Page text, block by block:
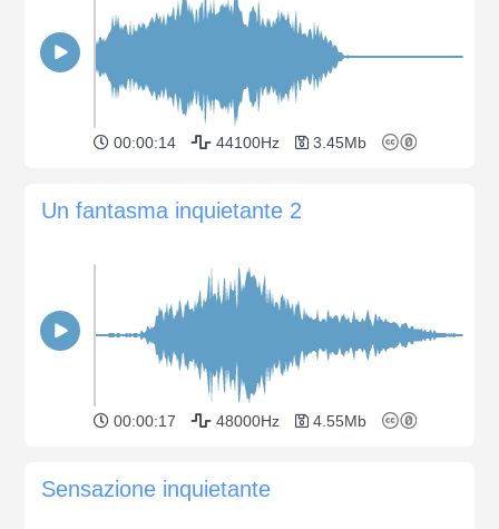
00:00:14 44100Hz 3.45Mb
Un fantasma inquietante 2
00:00:17 48000Hz 4.55Mb
Sensazione inquietante